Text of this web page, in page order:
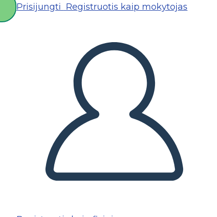
Prisijungti Registruotis kaip mokytojas